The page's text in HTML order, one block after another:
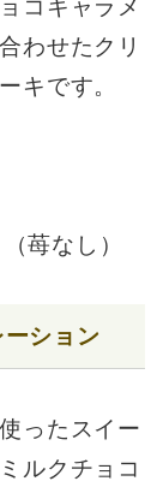
コキャラメ
わせたクリ
キです。
苺なし）
ション
ったスイー
ルクチョコ